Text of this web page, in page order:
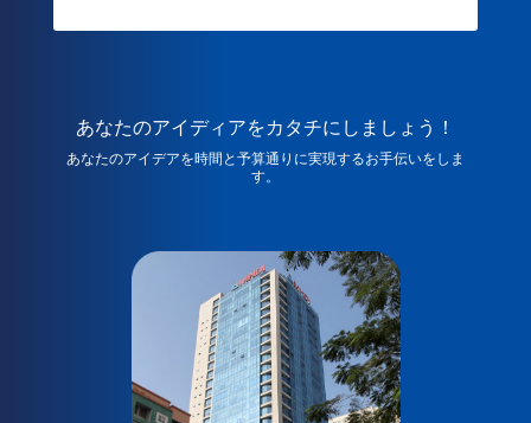
あなたのアイディアをカタチにしましょう！
あなたのアイデアを時間と予算通りに実現するお手伝いをしま
す。